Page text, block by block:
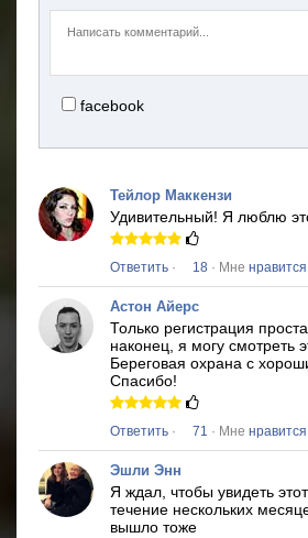
facebook
Тейлор Маккензи
Удивительный! Я люблю
Ответить · 18 · Мне нравится
Астон Айерс
Только регистрация
наконец, я могу смотреть
Береговая охрана с
Спасибо!
Ответить · 71 · Мне нравится
Эшли Энн
Я ждал, чтобы увидеть
течение нескольких
вышло тоже